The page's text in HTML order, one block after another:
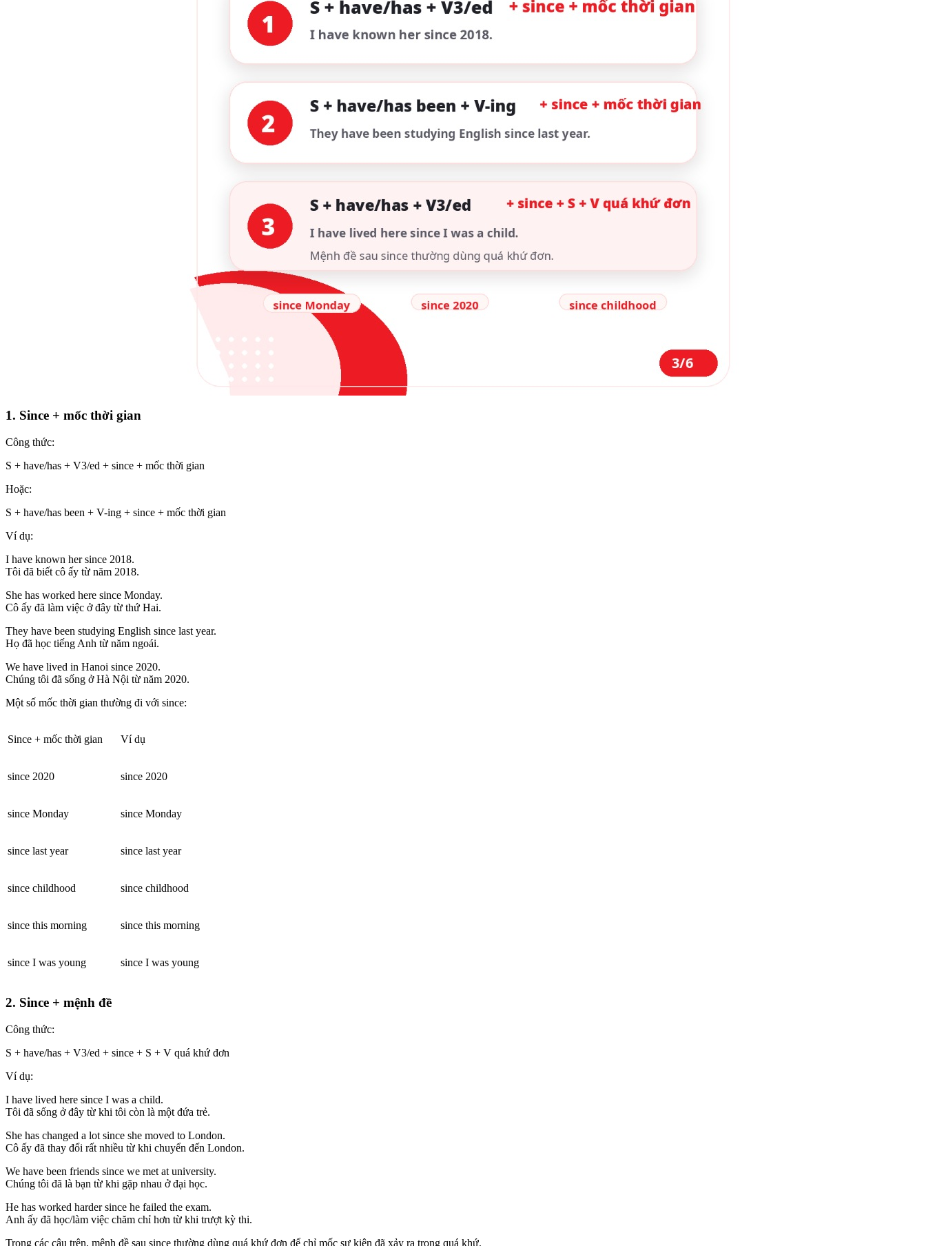
1. Since + mốc thời gian
Công thức:
S + have/has + V3/ed + since + mốc thời gian
Hoặc:
S + have/has been + V-ing + since + mốc thời gian
Ví dụ:
I have known her since 2018.
Tôi đã biết cô ấy từ năm 2018.
She has worked here since Monday.
Cô ấy đã làm việc ở đây từ thứ Hai.
They have been studying English since last year.
Họ đã học tiếng Anh từ năm ngoái.
We have lived in Hanoi since 2020.
Chúng tôi đã sống ở Hà Nội từ năm 2020.
Một số mốc thời gian thường đi với since:
Since + mốc thời gian Ví dụ
since 2020 since 2020
since Monday since Monday
since last year since last year
since childhood since childhood
since this morning since this morning
since I was young since I was young
2. Since + mệnh đề
Công thức:
S + have/has + V3/ed + since + S + V quá khứ đơn
Ví dụ:
I have lived here since I was a child.
Tôi đã sống ở đây từ khi tôi còn là một đứa trẻ.
She has changed a lot since she moved to London.
Cô ấy đã thay đổi rất nhiều từ khi chuyển đến London.
We have been friends since we met at university.
Chúng tôi đã là bạn từ khi gặp nhau ở đại học.
He has worked harder since he failed the exam.
Anh ấy đã học/làm việc chăm chỉ hơn từ khi trượt kỳ thi.
Trong các câu trên, mệnh đề sau since thường dùng quá khứ đơn để chỉ mốc sự kiện đã xảy ra trong quá khứ.